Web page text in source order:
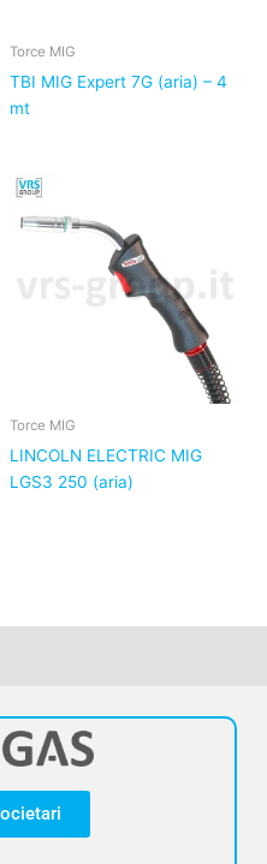
Torce MIG
TBI MIG Expert 7G (aria) – 4
mt
Torce MIG
LINCOLN ELECTRIC MIG
LGS3 250 (aria)